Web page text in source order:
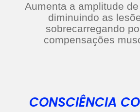
Aumenta a amplitude
diminuindo as
sobrecarregando
compensações
CONSCIÊNCIA